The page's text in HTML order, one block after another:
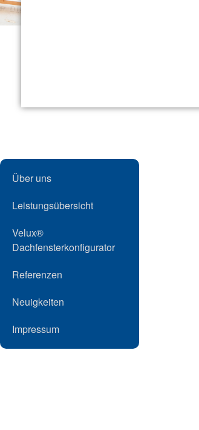
Über uns
Leistungsübersicht
Velux®
Dachfensterkonfigurator
Referenzen
Neuigkeiten
Impressum